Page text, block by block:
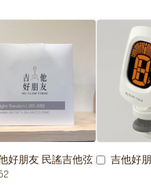
好朋友 民謠吉他弦
吉他好